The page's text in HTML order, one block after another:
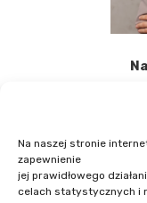
Na naszej stronie
zapewnienie
jej prawidłowego
celach statystycznych i